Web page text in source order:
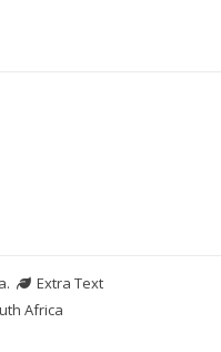
.
Extra Text
Africa